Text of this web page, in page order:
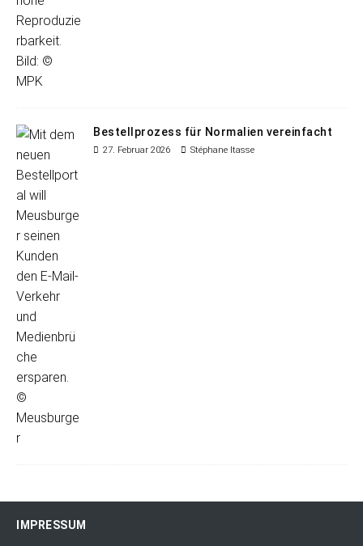
Bestellprozess für Normalien vereinfacht
27. Februar 2026 Stéphane Itasse
IMPRESSUM